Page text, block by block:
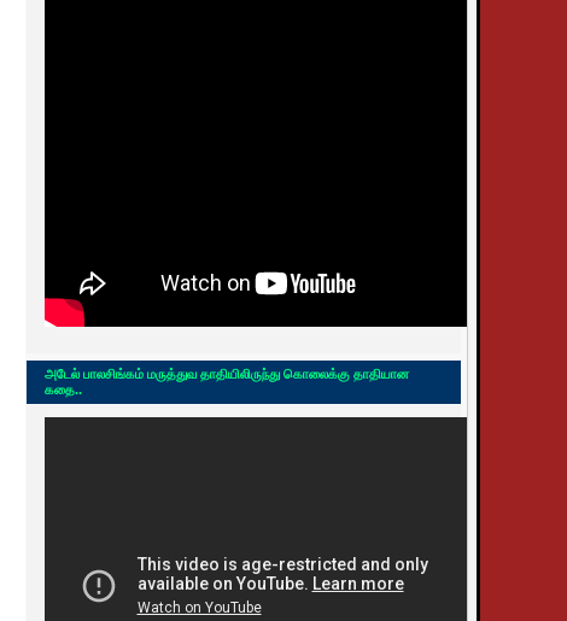
அடேல் பாலசிங்கம் மருத்துவ தாதியிலிருந்து கொலைக்கு தாதியான
கதை..